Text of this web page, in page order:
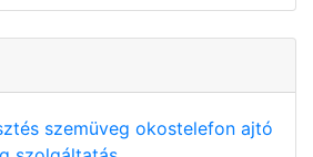
szemüveg okostelefon ajtó